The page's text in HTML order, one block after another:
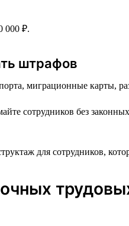
000 ₽.
штрафов
миграционные карты,
сотрудников без
для сотрудников,